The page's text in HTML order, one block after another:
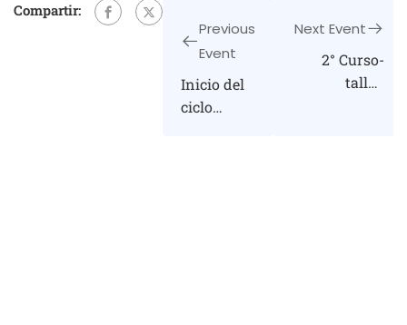
Compartir:
Previous
Event
Inicio del
ciclo
Next Event
2° Curso-
taller: